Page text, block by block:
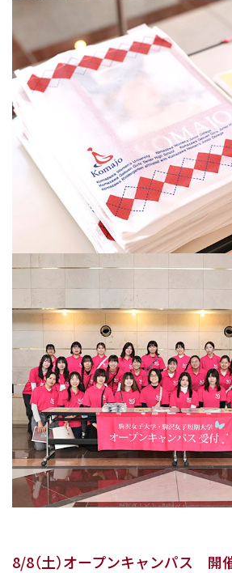
8/8（土）オープンキャンパス 開